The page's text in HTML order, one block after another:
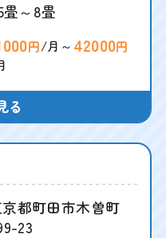
畳～8畳
円/月～ 42000円
る
都町田市木曽町
23